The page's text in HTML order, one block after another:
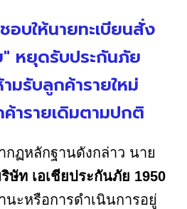
บให้นายทะเบียนสั่ง
" หยุดรับประกันภัย
มรับลูกค้ารายใหม่
ารายเดิมตามปกติ
กฏหลักฐานดังกล่าว นาย
ษัท เอเชียประกันภัย 1950
นะหรือการดำเนินการอยู่